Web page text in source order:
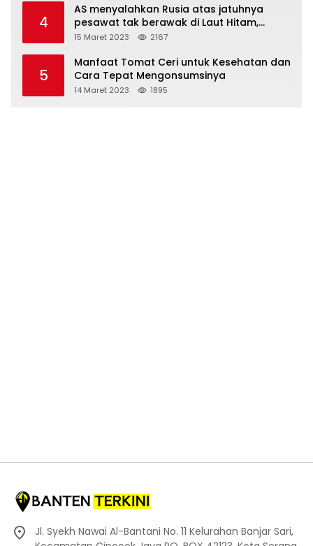
4
AS menyalahkan Rusia atas jatuhnya
pesawat tak berawak di Laut Hitam,
Moskow menyangkal
15 Maret 2023 2167
5
Manfaat Tomat Ceri untuk Kesehatan dan
Cara Tepat Mengonsumsinya
14 Maret 2023 1895
Jl. Syekh Nawai Al-Bantani No. 11 Kelurahan Banjar Sari,